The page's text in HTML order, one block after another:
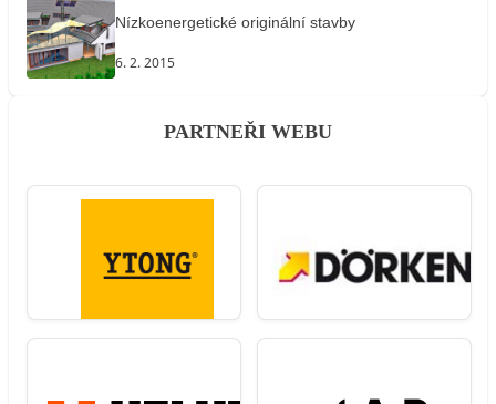
Nízkoenergetické originální stavby
6. 2. 2015
PARTNEŘI WEBU